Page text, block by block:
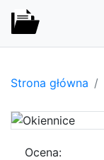
Strona główna
Ocena: